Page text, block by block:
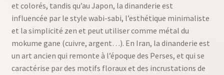
et colorés, tandis qu’au Japon, la dinanderie est
influencée par le style wabi-sabi, l’esthétique minimaliste
et la simplicité zen et peut utiliser comme métal du
mokume gane (cuivre, argent…). En Iran, la dinanderie est
un art ancien qui remonte à l’époque des Perses, et qui se
caractérise par des motifs floraux et des incrustations de